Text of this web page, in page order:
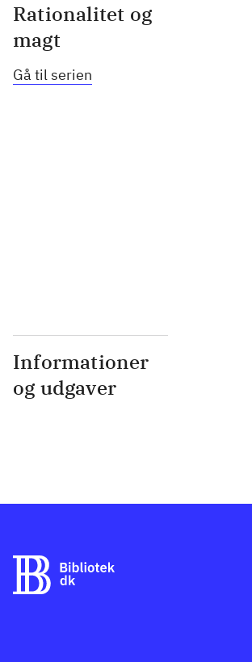
Rationalitet og
magt
Gå til serien
Informationer
og udgaver